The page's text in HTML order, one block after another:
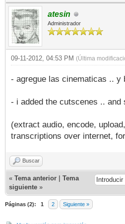
atesin
Administrador
09-11-2012, 04:53 PM (Última
- agregue las cinematicas .. y
- i added the cutscenes ..
(extract audio, encode,
transcriptions over internet,
Buscar
« Tema anterior
Tema
siguiente »
Páginas (2): 1 2 Siguiente »